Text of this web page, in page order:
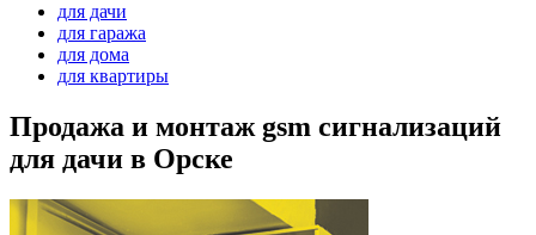
для дачи
для гаража
для дома
для квартиры
Продажа и монтаж gsm сигнализаций
для дачи в Орске